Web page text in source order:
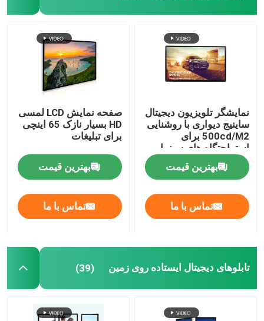
قاب عکس دیجیتال
نمایشگر تلویزیون دیجیتال
ساینیج دیواری با روشنایی
500cd/M2 برای
استراحتگاه های سینمایی
بهترین قیمت
تماس با ما
صفحه نمایش LCD لمسی
HD بسیار نازک 65 اینچی
برای تبلیغات
بهترین قیمت
تماس با ما
تابلوهای دیجیتال ایستاده روی زمین (39)